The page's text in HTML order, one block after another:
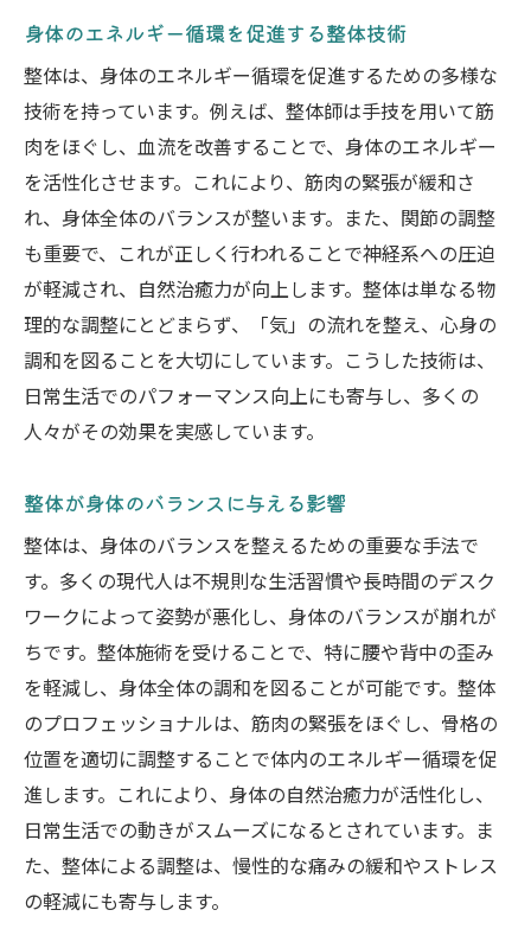
整体と健康的な食事の組み合わせ
整体によるバイタリティ向上の体験談とその効
果
実際の整体施術体験者の声
整体を受けて変わった日常生活
バイタリティ向上を実感した具体的な変化
整体を受ける前後の比較
施術後の心身の変化とその理由
整体の効果を持続させるためのポイント
整体を選ぶ際のポイントと信頼できる施術者の
見つけ方
整体院を選ぶ際のチェックポイント
整体施術者の資格と経験を確認する
口コミとレビューを活用した整体院選び
初めての整体体験で注意すべきこと
自身に合った整体師を見つけるコツ
整体を通じて心身の調和を取り戻す実践的アプ
ローチ
整体を通じて得られる心身の調和とは
整体的思考を日常に取り入れる方法
心身のバランスを整える整体施術の流れ
整体で心のリフレッシュを図る
身体のエネルギー循環を促進する整体技術
整体は、身体のエネルギー循環を促進するための多様な
技術を持っています。例えば、整体師は手技を用いて筋
肉をほぐし、血流を改善することで、身体のエネルギー
を活性化させます。これにより、筋肉の緊張が緩和さ
れ、身体全体のバランスが整います。また、関節の調整
も重要で、これが正しく行われることで神経系への圧迫
が軽減され、自然治癒力が向上します。整体は単なる物
理的な調整にとどまらず、「気」の流れを整え、心身の
調和を図ることを大切にしています。こうした技術は、
日常生活でのパフォーマンス向上にも寄与し、多くの
人々がその効果を実感しています。
整体が身体のバランスに与える影響
整体は、身体のバランスを整えるための重要な手法で
す。多くの現代人は不規則な生活習慣や長時間のデスク
ワークによって姿勢が悪化し、身体のバランスが崩れが
ちです。整体施術を受けることで、特に腰や背中の歪み
を軽減し、身体全体の調和を図ることが可能です。整体
のプロフェッショナルは、筋肉の緊張をほぐし、骨格の
位置を適切に調整することで体内のエネルギー循環を促
進します。これにより、身体の自然治癒力が活性化し、
日常生活での動きがスムーズになるとされています。ま
た、整体による調整は、慢性的な痛みの緩和やストレス
の軽減にも寄与します。